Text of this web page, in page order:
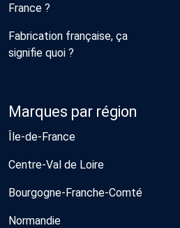
France ?
Fabrication française, ça
signifie quoi ?
Marques par région
Île-de-France
Centre-Val de Loire
Bourgogne-Franche-Comté
Normandie